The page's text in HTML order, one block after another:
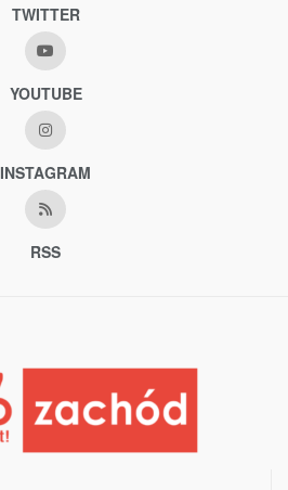
TWITTER
YOUTUBE
INSTAGRAM
RSS